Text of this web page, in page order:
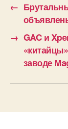
←
→ GAC и
заводе